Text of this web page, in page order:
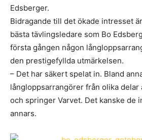
Edsberger.
Bidragande till det ökade intresset
bästa tävlingsledare som Bo
första gången någon
den prestigefyllda utmärkelsen.
– Det har säkert spelat in. Bland
långloppsarrangörer från olika delar
och springer Varvet. Det kanske de
annars.